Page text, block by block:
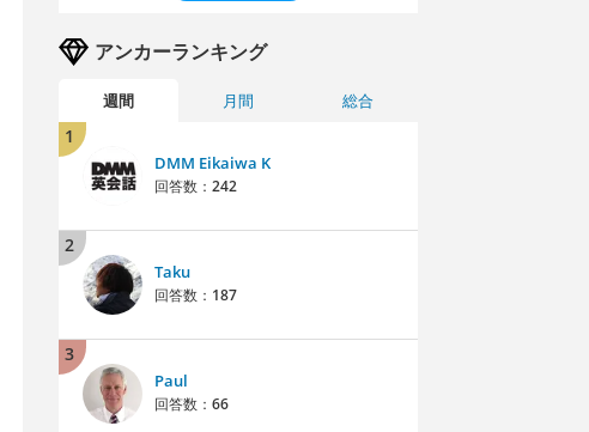
アンカーランキング
週間 月間 総合
1
DMM Eikaiwa K
回答数： 242
2
Taku
回答数： 187
3
Paul
回答数： 66